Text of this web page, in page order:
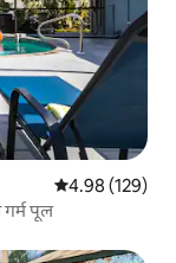
औसत रेटिंग 5 में से
4.98 (129)
पूल